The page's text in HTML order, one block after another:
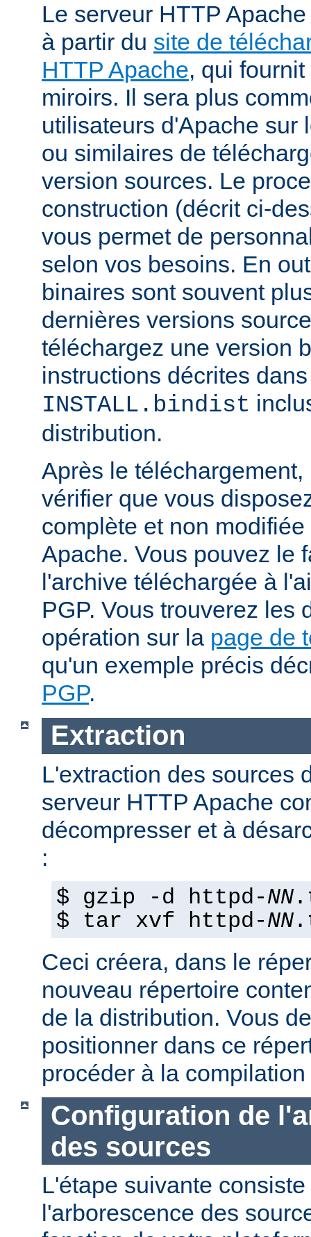
Le serveur HTTP
à partir du site de
HTTP Apache, qui
miroirs. Il sera plus
utilisateurs d'Apache sur
ou similaires de
version sources. Le
construction (décrit ci-
vous permet de
selon vos besoins. En
binaires sont souvent
dernières versions
téléchargez une version
instructions décrites
INSTALL.bindist
distribution.
Après le
vérifier que vous
complète et non
Apache. Vous pouvez le
l'archive téléchargée à
PGP. Vous trouverez les
opération sur la page de
qu'un exemple précis
PGP.
Extraction
L'extraction des sources
serveur HTTP Apache
décompresser et à
:
$ gzip -d httpd-NN
$ tar xvf httpd-NN
Ceci créera, dans le
nouveau répertoire
de la distribution. Vous
positionner dans ce
procéder à la
Configuration de
des sources
L'étape suivante
l'arborescence des